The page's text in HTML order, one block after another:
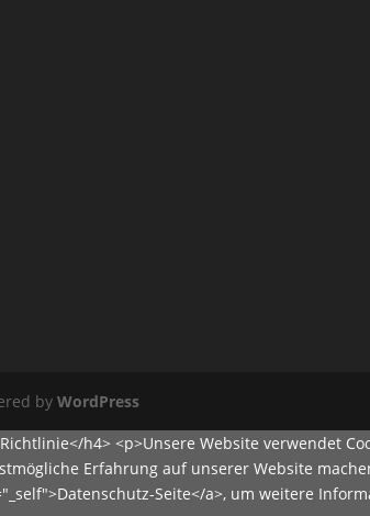
byWordPress
h4> <p>Unsere Website verwendet
Erfahrung auf unserer Website
Seite</a>, um weitere